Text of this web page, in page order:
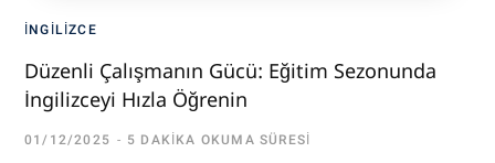
İNGILIZCE
Düzenli Çalışmanın Gücü: Eğitim Sezonunda
İngilizceyi Hızla Öğrenin
01/12/2025 5 DAKIKA OKUMA SÜRESI